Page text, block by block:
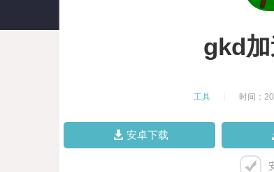
gkd加
工具 时间：
安卓下载